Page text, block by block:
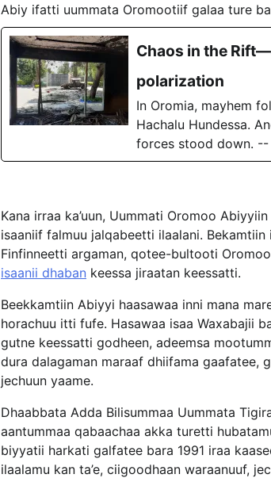
Abiy ifatti uummata Oromootiif galaa ture
Chaos in the
polarization
In Oromia, mayhem
Hachalu Hundessa.
forces stood down. --
Kana irraa ka’uun, Uummati Oromoo
isaaniif falmuu jalqabeetti ilaalani.
Finfinneetti argaman, qotee-bultooti
isaanii dhaban keessa jiraatan keessatti.
Beekkamtiin Abiyyi haasawaa inni mana
horachuu itti fufe. Hasawaa isaa Waxabajii
gutne keessatti godheen, adeemsa
dura dalagaman maraaf dhiifama gaafatee,
jechuun yaame.
Dhaabbata Adda Bilisummaa Uummata
aantummaa qabaachaa akka turetti
biyyatii harkati galfatee bara 1991 iraa
ilaalamu kan ta’e, ciigoodhaan waraanuuf,